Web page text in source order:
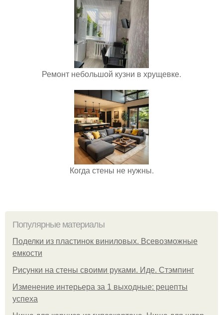
Ремонт небольшой кузни в хрущевке.
Когда стены не нужны.
Популярные материалы
Поделки из пластинок виниловых. Всевозможные
емкости
Рисунки на стены своими руками. Иде. Стэмпинг
Изменение интерьера за 1 выходные: рецепты
успеха